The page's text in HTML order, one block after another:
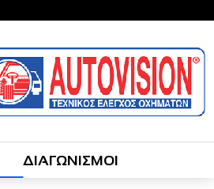
ΔΙΑΓΩΝΙΣΜΟΙ